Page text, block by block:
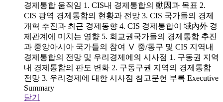
경제통합 움직임 1. CIS내 경제통합의 動因과 목표 2.
CIS 광역 경제통합의 현황과 전망 3. CIS 국가들의 경제
개혁 추진과 최근 경제동향 4. CIS 경제통합이 域內外 경
제관계에 미치는 영향 5. 회교권국가들의 경제통합 추진
과 중앙아시아 국가들의 참여 Ⅴ 중/동구 및 CIS 지역내
경제통합의 전망 및 우리경제에의 시사점 1. 구동권 지역
내 경제통합의 판도 변화 2. 구동구권 지역의 경제통합
전망 3. 우리경제에 대한 시사점 참고문헌 부록 Executive
Summary
닫기